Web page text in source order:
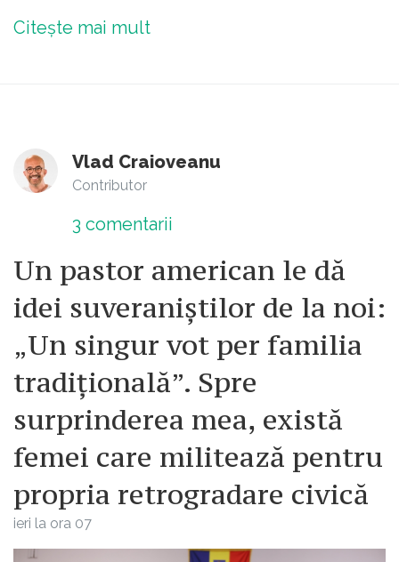
Citește mai mult
Vlad Craioveanu
Contributor
3 comentarii
Un pastor american le dă
idei suveraniștilor de la noi:
„Un singur vot per familia
tradițională”. Spre
surprinderea mea, există
femei care militează pentru
propria retrogradare civică
ieri la ora 07